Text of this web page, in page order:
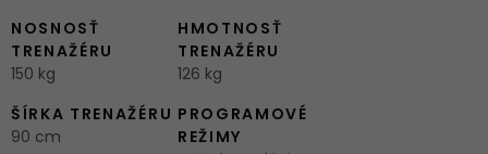
NOSNOSŤ
TRENAŽÉRU
150 kg
HMOTNOSŤ
TRENAŽÉRU
126 kg
ŠÍRKA TRENAŽÉRU
90 cm
PROGRAMOVÉ
REŽIMY